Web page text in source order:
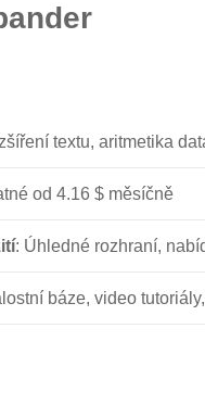
textu, aritmetika
od 4.16 $ měsíčně
: Úhledné rozhraní,
báze, video